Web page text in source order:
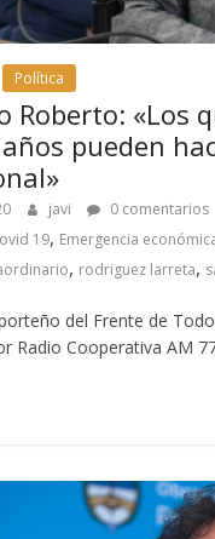
Política
Roberto: «Los
pueden
javi 0 comentarios
19, Emergencia
, rodriguez larreta,
del Frente de
Radio Cooperativa AM